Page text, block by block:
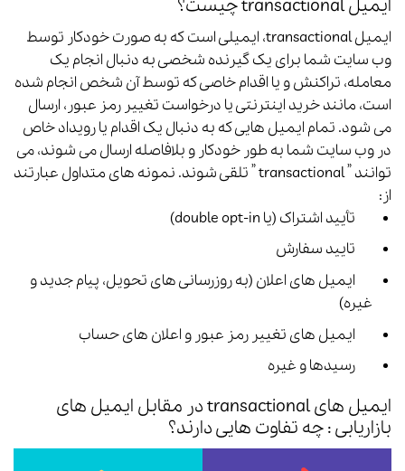
ایمیل transactional چیست؟
ایمیل transactional، ایمیلی است که به صورت خودکار توسط
وب سایت شما برای یک گیرنده شخصی به دنبال انجام یک
معامله، تراکنش و یا اقدام خاصی که توسط آن شخص انجام شده
است، مانند خرید اینترنتی یا درخواست تغییر رمز عبور، ارسال
می شود. تمام ایمیل هایی که به دنبال یک اقدام یا رویداد خاص
در وب سایت شما به طور خودکار و بلافاصله ارسال می شوند، می
توانند ” transactional ” تلقی شوند. نمونه های متداول عبارتند
از:
تأیید اشتراک (یا double opt-in)
تایید سفارش
ایمیل های اعلان (به روزرسانی های تحویل، پیام جدید و
غیره)
ایمیل های تغییر رمز عبور و اعلان های حساب
رسیدها و غیره
ایمیل های transactional در مقابل ایمیل های
بازاریابی : چه تفاوت هایی دارند؟